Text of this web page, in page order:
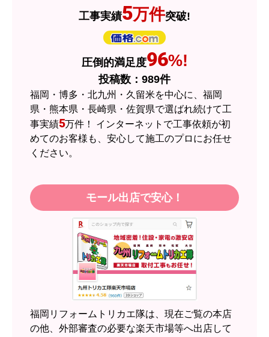
欲しい商品をスムーズに注文できましたか？
ショップからの連絡や対応は適切でしたか？
予定の期日までに商品が届きましたか？
はい
商品の梱包は必要十分なものでしたか？
はい
またこのショップを利用したいですか？
【注文商品】エアコン・クーラー 【注
文時期】2026年05月頃（モバイルから）
【このショップを選んだ理由は？】
近隣のショップでしっかりやってくれそうだった
【注文からどのくらいで届きましたか？】
【その他感想・コメント】
工事実績5万件突破!
圧倒的満足度96%!
投稿数： 989件
福岡・博多・北九州・久留米を中心に、福岡
県・熊本県・長崎県・佐賀県で選ばれ続けて工
事実績5万件！ インターネットで工事依頼が初
めてのお客様も、安心して施工のプロにお任せ
ください。
モール出店で安心！
福岡リフォームトリカエ隊は、現在ご覧の本店
の他、外部審査の必要な楽天市場等へ出店して